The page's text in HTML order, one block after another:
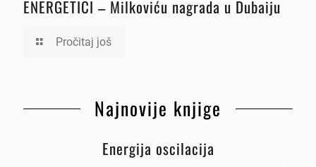
ENERGETICI – Milkoviću nagrada u Dubaiju
Pročitaj još
Najnovije knjige
Energija oscilacija